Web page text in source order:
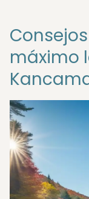
máximo